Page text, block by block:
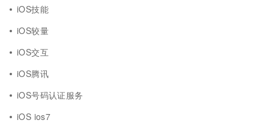
iOS技能
iOS较量
iOS交互
iOS腾讯
iOS号码认证服务
iOS ios7